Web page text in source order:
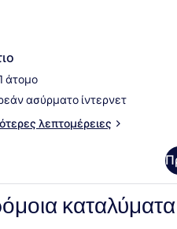
άτομο
ασύρματο ίντερνετ
λεπτομέρειες
καταλύματα